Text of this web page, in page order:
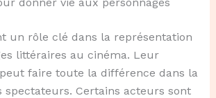
un rôle clé dans la représentation
littéraires au cinéma. Leur
faire toute la différence dans la
spectateurs. Certains acteurs sont